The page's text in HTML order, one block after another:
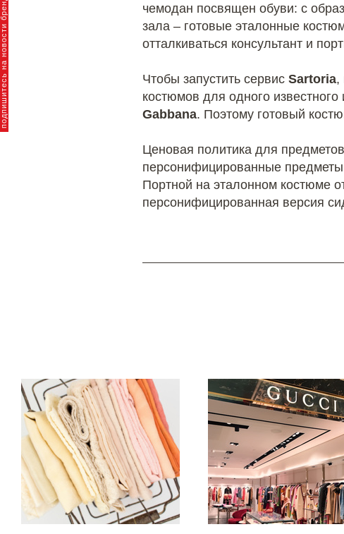
брендов
чемодан посвящен обуви: с
зала – готовые эталонные
отталкиваться консультант и
Чтобы запустить сервис Sartoria,
костюмов для одного
Gabbana. Поэтому готовый
Ценовая политика для
персонифицированные
Портной на эталонном костюме
персонифицированная версия